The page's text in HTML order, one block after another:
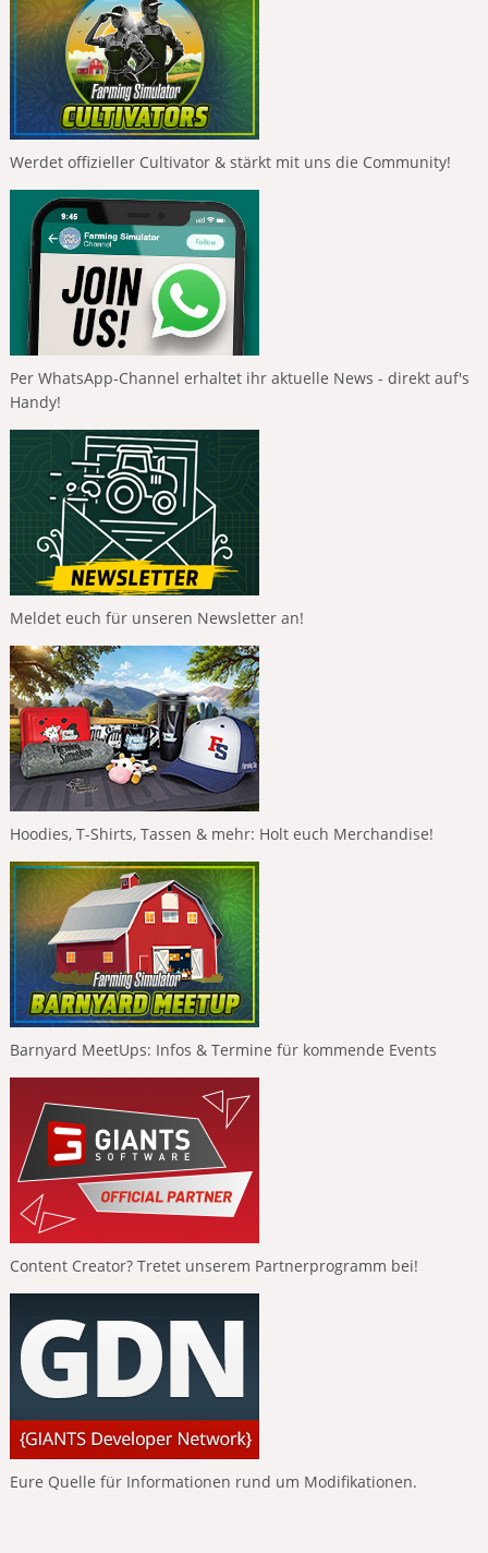
Werdet offizieller Cultivator & stärkt mit uns die Community!
Per WhatsApp-Channel erhaltet ihr aktuelle News - direkt auf's
Handy!
Meldet euch für unseren Newsletter an!
Hoodies, T-Shirts, Tassen & mehr: Holt euch Merchandise!
Barnyard MeetUps: Infos & Termine für kommende Events
Content Creator? Tretet unserem Partnerprogramm bei!
Eure Quelle für Informationen rund um Modifikationen.